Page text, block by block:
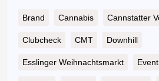
Brand Cannabis Cannstatter
Clubcheck CMT Downhill
Esslinger Weihnachtsmarkt Event